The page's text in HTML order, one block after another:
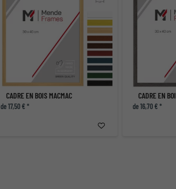
CADRE EN BOIS MACMAC
de 17,50 € *
CADRE EN
de 16,70 € *